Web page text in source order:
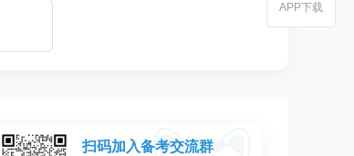
扫码加入备考交流群
APP下载